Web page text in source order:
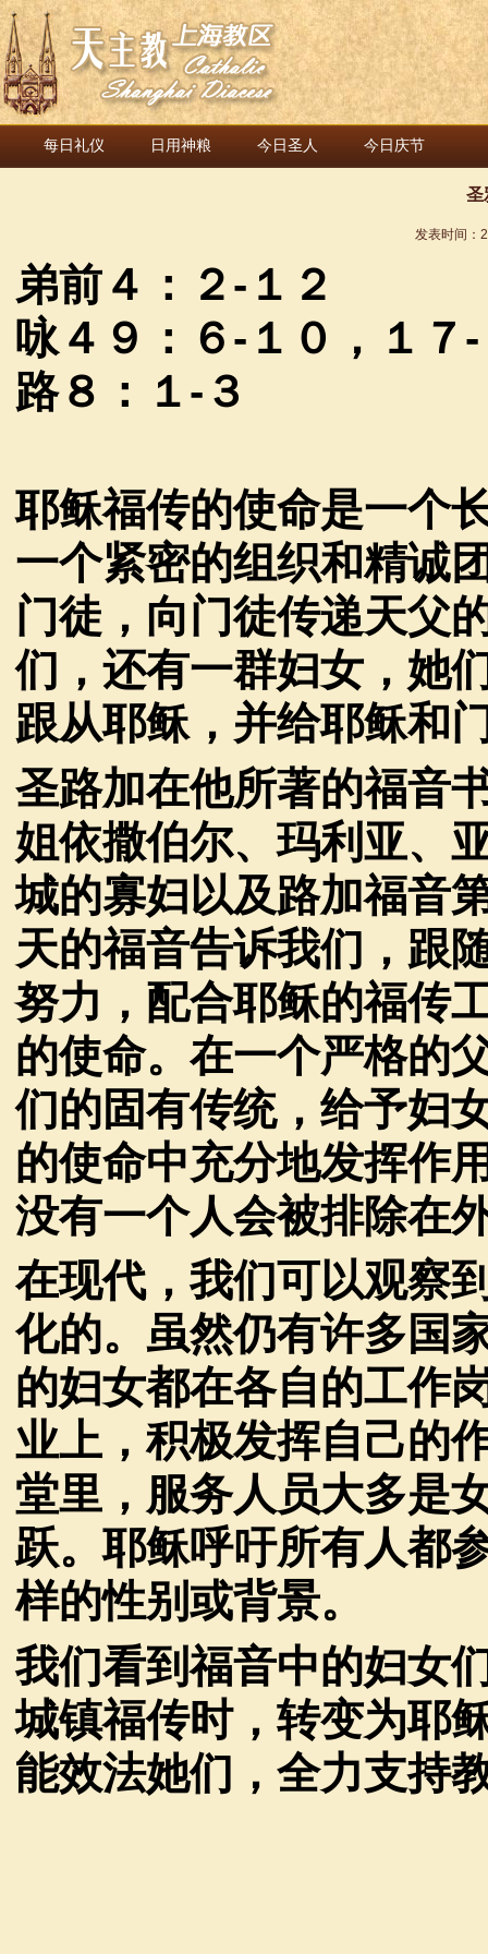
每日礼仪 日用神粮 今日圣人 今日庆节
圣
发表时间：
弟前４：２- １２
咏４９：６- １０，１７ -
路８：１- ３
耶稣福传的使命是一个
一个紧密的组织和精诚
门徒，向门徒传递天父
们，还有一群妇女，她
跟从耶稣，并给耶稣和
圣路加在他所著的福音
姐依撒伯尔、玛利亚、
城的寡妇以及路加福音
天的福音告诉我们，跟
努力，配合耶稣的福传
的使命。在一个严格的
们的固有传统，给予妇
的使命中充分地发挥作
没有一个人会被排除在
在现代，我们可以观察
化的。虽然仍有许多国
的妇女都在各自的工作
业上，积极发挥自己的
堂里，服务人员大多是
跃。耶稣呼吁所有人都
样的性别或背景。
我们看到福音中的妇女
城镇福传时，转变为耶
能效法她们，全力支持